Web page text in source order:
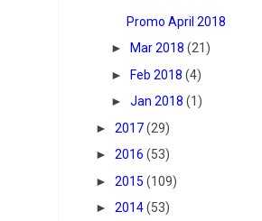
Promo April 2018
►
Mar 2018 (21)
►
Feb 2018 (4)
► Jan 2018 (1)
► 2017(29)
► 2016 (53)
► 2015 (109)
► 2014(53)